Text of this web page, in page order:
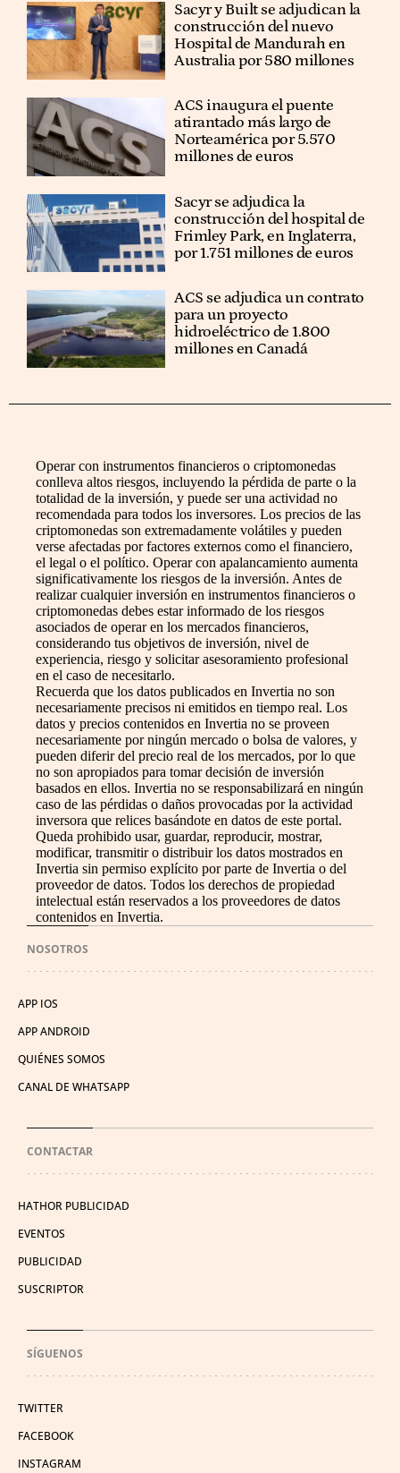
Sacyr y Built se adjudican la
construcción del nuevo
Hospital de Mandurah en
Australia por 580 millones
ACS inaugura el puente
atirantado más largo de
Norteamérica por 5.570
millones de euros
Sacyr se adjudica la
construcción del hospital de
Frimley Park, en Inglaterra,
por 1.751 millones de euros
ACS se adjudica un contrato
para un proyecto
hidroeléctrico de 1.800
millones en Canadá
Operar con instrumentos financieros o criptomonedas
conlleva altos riesgos, incluyendo la pérdida de parte o la
totalidad de la inversión, y puede ser una actividad no
recomendada para todos los inversores. Los precios de las
criptomonedas son extremadamente volátiles y pueden
verse afectadas por factores externos como el financiero,
el legal o el político. Operar con apalancamiento aumenta
significativamente los riesgos de la inversión. Antes de
realizar cualquier inversión en instrumentos financieros o
criptomonedas debes estar informado de los riesgos
asociados de operar en los mercados financieros,
considerando tus objetivos de inversión, nivel de
experiencia, riesgo y solicitar asesoramiento profesional
en el caso de necesitarlo.
Recuerda que los datos publicados en Invertia no son
necesariamente precisos ni emitidos en tiempo real. Los
datos y precios contenidos en Invertia no se proveen
necesariamente por ningún mercado o bolsa de valores, y
pueden diferir del precio real de los mercados, por lo que
no son apropiados para tomar decisión de inversión
basados en ellos. Invertia no se responsabilizará en ningún
caso de las pérdidas o daños provocadas por la actividad
inversora que relices basándote en datos de este portal.
Queda prohibido usar, guardar, reproducir, mostrar,
modificar, transmitir o distribuir los datos mostrados en
Invertia sin permiso explícito por parte de Invertia o del
proveedor de datos. Todos los derechos de propiedad
intelectual están reservados a los proveedores de datos
contenidos en Invertia.
NOSOTROS
APP IOS
APP ANDROID
QUIÉNES SOMOS
CANAL DE WHATSAPP
CONTACTAR
HATHOR PUBLICIDAD
EVENTOS
PUBLICIDAD
SUSCRIPTOR
SÍGUENOS
TWITTER
FACEBOOK
INSTAGRAM